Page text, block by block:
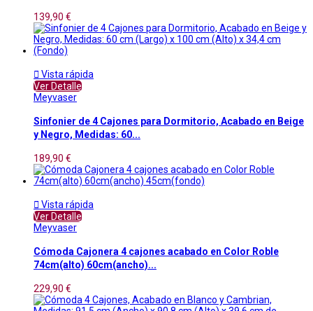
139,90 €
 Vista rápida
Ver Detalle
Meyvaser
Sinfonier de 4 Cajones para Dormitorio, Acabado en Beige
y Negro, Medidas: 60...
189,90 €
 Vista rápida
Ver Detalle
Meyvaser
Cómoda Cajonera 4 cajones acabado en Color Roble
74cm(alto) 60cm(ancho)...
229,90 €